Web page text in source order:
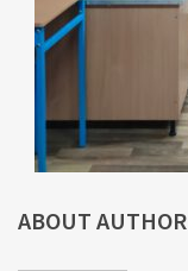
ABOUT AUTHOR